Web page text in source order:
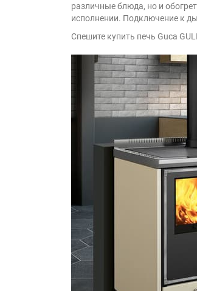
различные блюда, но и
исполнении. Подключение к
Спешите купить печь Guca